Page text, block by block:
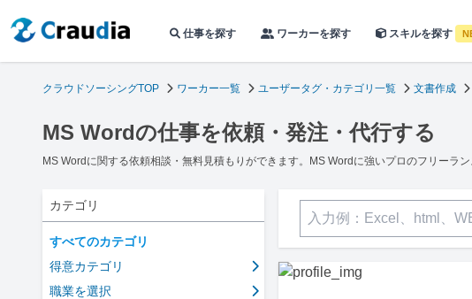
仕事を探す ワーカーを探す スキルを探す
クラウドソーシングTOP ワーカー一覧 ユーザータグ・カテゴリ一覧 文書作成
MS Wordの仕事を依頼・発注・代行する
MS Wordに関する依頼相談・無料見積もりができます。MS Wordに強いプロのフリーラン
カテゴリ
すべてのカテゴリ
得意カテゴリ
職業を選択